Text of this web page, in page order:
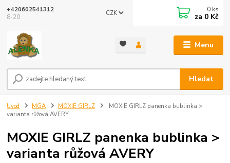
Menu
CZK
Hledat
+420602541312
8-20
0 ks
za 0 Kč
Úvod MGA MOXIE GIRLZ
MOXIE GIRLZ panenka bublinka >
varianta růžová AVERY
MOXIE GIRLZ panenka bublinka >
varianta růžová AVERY